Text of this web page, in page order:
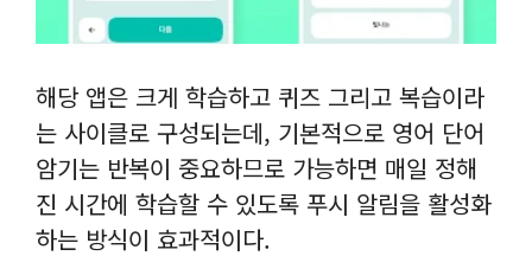
해당 앱은 크게 학습하고 퀴즈 그리고 복습이라
는 사이클로 구성되는데, 기본적으로 영어 단어
암기는 반복이 중요하므로 가능하면 매일 정해
진 시간에 학습할 수 있도록 푸시 알림을 활성화
하는 방식이 효과적이다.